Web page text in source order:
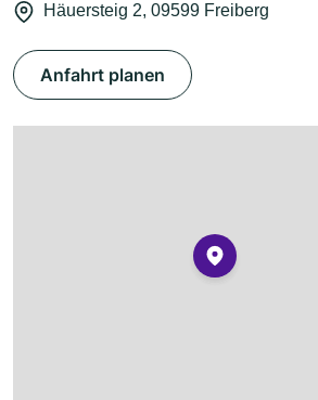
Häuersteig 2, 09599 Freiberg
Anfahrt planen